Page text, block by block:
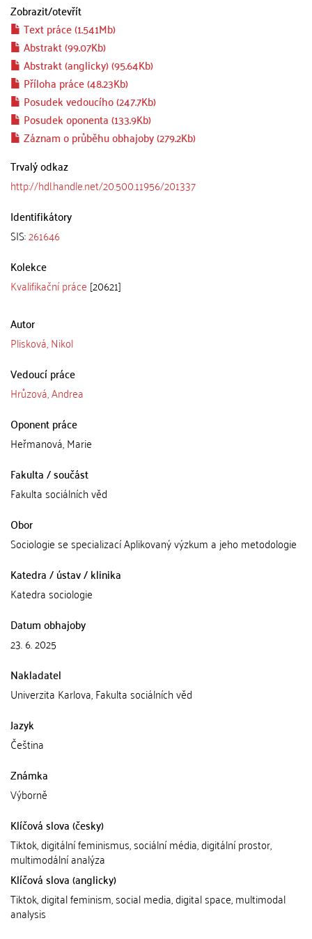
Zobrazit/otevřít
Text práce (1.541Mb)
Abstrakt (99.07Kb)
Abstrakt (anglicky) (95.64Kb)
Příloha práce (48.23Kb)
Posudek vedoucího (247.7Kb)
Posudek oponenta (133.9Kb)
Záznam o průběhu obhajoby (279.2Kb)
Trvalý odkaz
http://hdl.handle.net/20.500.11956/201337
Identifikátory
SIS:261646
Kolekce
Kvalifikační práce [20621]
Autor
Plisková, Nikol
Vedoucí práce
Hrůzová, Andrea
Oponent práce
Heřmanová, Marie
Fakulta / součást
Fakulta sociálních věd
Obor
Sociologie se specializací Aplikovaný výzkum a jeho metodologie
Katedra / ústav / klinika
Katedra sociologie
Datum obhajoby
23. 6. 2025
Nakladatel
Univerzita Karlova, Fakulta sociálních věd
Jazyk
Čeština
Známka
Výborně
Klíčová slova (česky)
Tiktok, digitální feminismus, sociální média, digitální prostor,
multimodální analýza
Klíčová slova (anglicky)
Tiktok, digital feminism, social media, digital space, multimodal
analysis